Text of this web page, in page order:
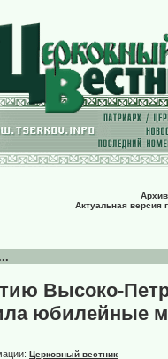
Актуальная версия
Высоко-
юбилейные
Церковный вестник